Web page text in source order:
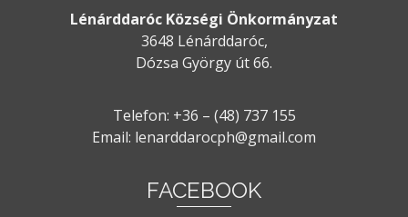
Lénárddaróc Községi Önkormányzat
3648 Lénárddaróc,
Dózsa György út 66.
Telefon: +36 – (48) 737 155
Email: lenarddarocph@gmail.com
FACEBOOK